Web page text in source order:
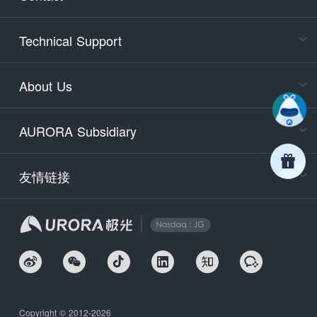
Technical Support
About Us
AURORA Subsidiary
友情链接
Copyright © 2012-2026
days)
9:30-
Email